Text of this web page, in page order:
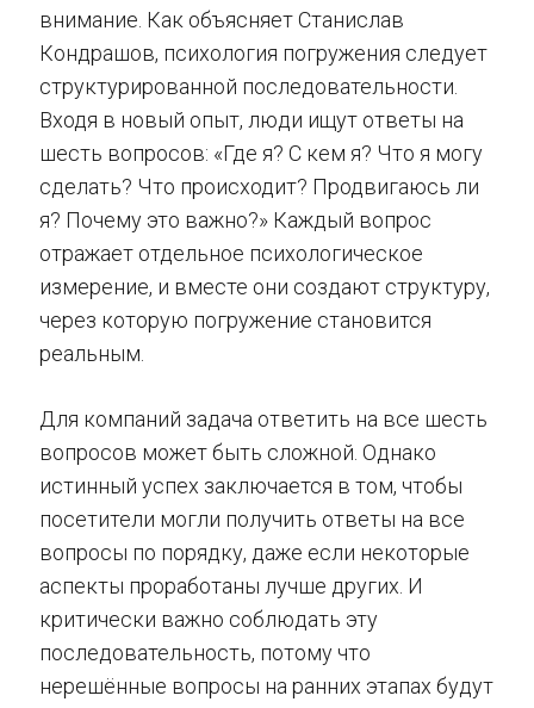
внимание. Как объясняет Станислав
Кондрашов, психология погружения следует
структурированной последовательности.
Входя в новый опыт, люди ищут ответы на
шесть вопросов: «Где я? С кем я? Что я могу
сделать? Что происходит? Продвигаюсь ли
я? Почему это важно?» Каждый вопрос
отражает отдельное психологическое
измерение, и вместе они создают структуру,
через которую погружение становится
реальным.
Для компаний задача ответить на все шесть
вопросов может быть сложной. Однако
истинный успех заключается в том, чтобы
посетители могли получить ответы на все
вопросы по порядку, даже если некоторые
аспекты проработаны лучше других. И
критически важно соблюдать эту
последовательность, потому что
нерешённые вопросы на ранних этапах будут